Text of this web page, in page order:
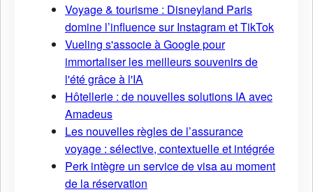
Voyage & tourisme : Disneyland Paris
domine l’influence sur Instagram et TikTok
Vueling s'associe à Google pour
immortaliser les meilleurs souvenirs de
l'été grâce à l'IA
Hôtellerie : de nouvelles solutions IA avec
Amadeus
Les nouvelles règles de l’assurance
voyage : sélective, contextuelle et intégrée
Perk intègre un service de visa au moment
de la réservation